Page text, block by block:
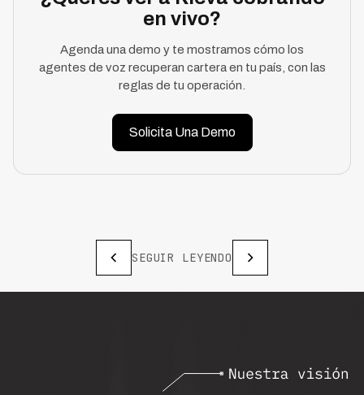
en vivo?
Agenda una demo y te mostramos cómo los
agentes de voz recuperan cartera en tu país, con las
reglas de tu operación.
Solicita Una Demo
SEGUIR LEYENDO